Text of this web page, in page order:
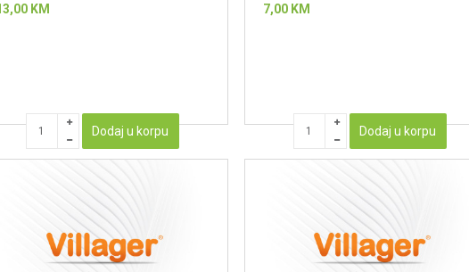
KM
Dodaj u korpu
7,00 KM
Dodaj u korpu